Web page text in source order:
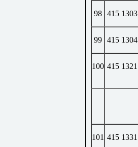
98 415 1303
99 415 1304
100 415 1321
101 415 1331